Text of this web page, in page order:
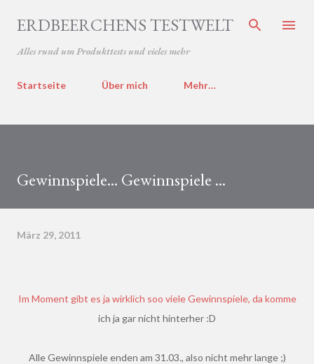
Direkt zum Hauptbereich
ERDBEERCHENS TESTWELT
Alles rund um Produkttests und vieles mehr
Startseite Über mich Mehr…
Gewinnspiele... Gewinnspiele ...
März 29, 2011
Im Moment gibt es ja wirklich soo viele Gewinnspiele, da komme
ich ja gar nicht hinterher :D
Alle Gewinnspiele enden am 31.03., also nicht mehr lange ;)